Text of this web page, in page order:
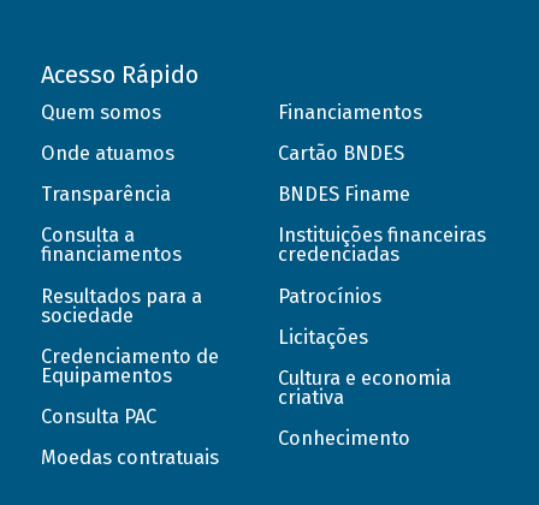
Acesso Rápido
Quem somos
Onde atuamos
Transparência
Consulta a
financiamentos
Resultados para a
sociedade
Credenciamento de
Equipamentos
Consulta PAC
Moedas contratuais
Financiamentos
Cartão BNDES
BNDES Finame
Instituições financeiras
credenciadas
Patrocínios
Licitações
Cultura e economia
criativa
Conhecimento